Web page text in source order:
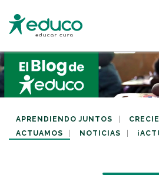
MIS DATOS
MIS
MIS RETOS
APRENDIENDO JUNTOS
ACTUAMOS
NOTICIAS